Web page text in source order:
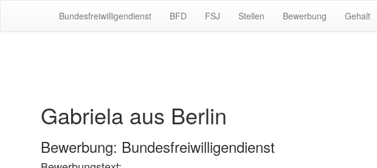
Bundesfreiwilligendienst BFD FSJ Stellen Bewerbung Gehalt
Gabriela aus Berlin
Bewerbung: Bundesfreiwilligendienst